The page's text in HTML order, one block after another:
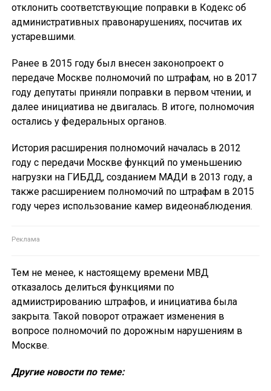
отклонить соответствующие поправки в Кодекс об
административных правонарушениях, посчитав их
устаревшими.
Ранее в 2015 году был внесен законопроект о
передаче Москве полномочий по штрафам, но в 2017
году депутаты приняли поправки в первом чтении, и
далее инициатива не двигалась. В итоге, полномочия
остались у федеральных органов.
История расширения полномочий началась в 2012
году с передачи Москве функций по уменьшению
нагрузки на ГИБДД, созданием МАДИ в 2013 году, а
также расширением полномочий по штрафам в 2015
году через использование камер видеонаблюдения.
Тем не менее, к настоящему времени МВД
отказалось делиться функциями по
адмиистрированию штрафов, и инициатива была
закрыта. Такой поворот отражает изменения в
вопросе полномочий по дорожным нарушениям в
Москве.
Другие новости по теме: